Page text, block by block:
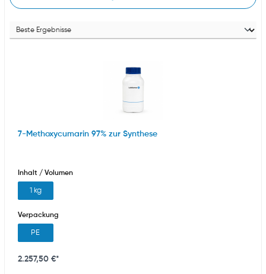
7-Methoxycumarin 97% zur Synthese
Inhalt / Volumen
1 kg
Verpackung
PE
2.257,50 €*